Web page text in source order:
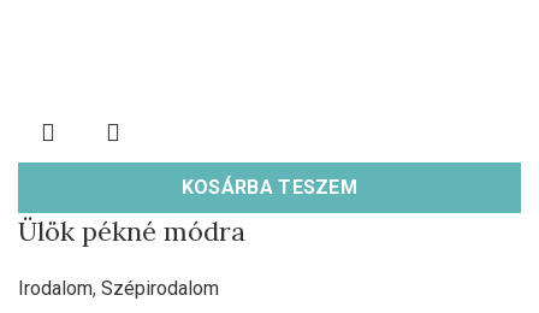
KOSÁRBA TESZEM
Ülök pékné módra
Irodalom, Szépirodalom